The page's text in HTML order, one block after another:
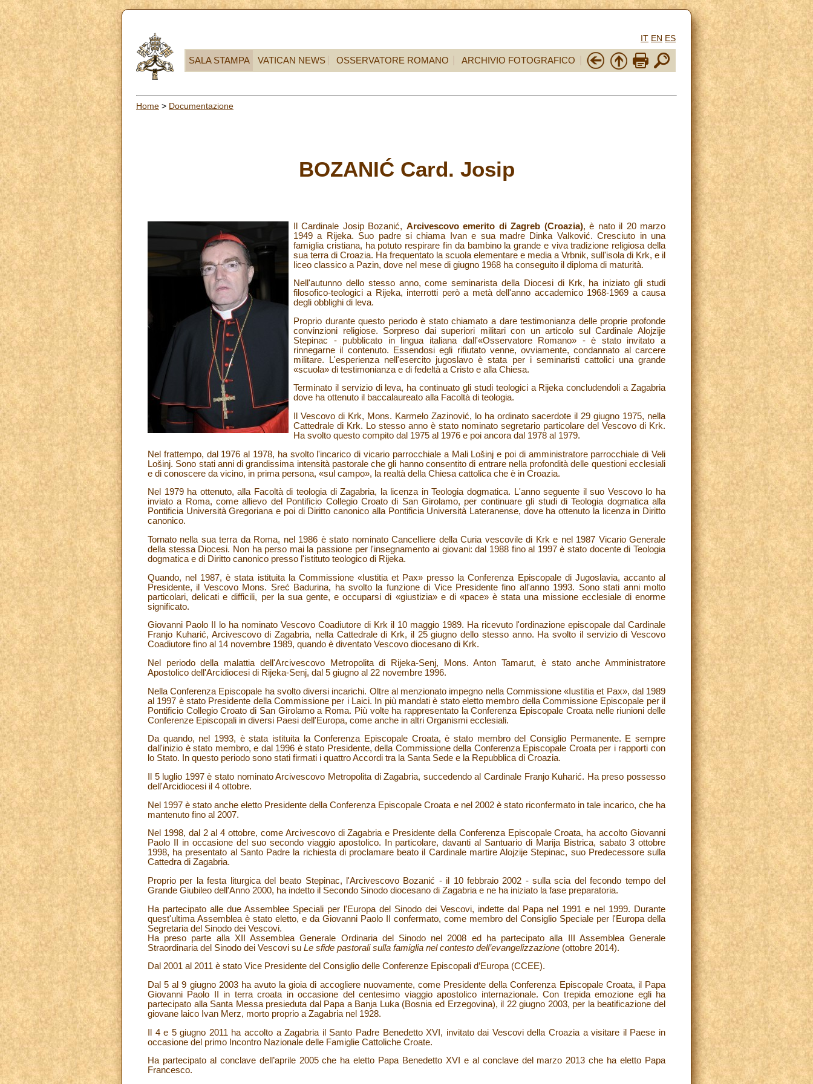
IT EN ES
SALA STAMPA VATICAN NEWS OSSERVATORE ROMANO ARCHIVIO FOTOGRAFICO
Home > Documentazione
BOZANIĆ Card. Josip
Il Cardinale Josip Bozanić, Arcivescovo emerito di Zagreb (Croazia), è nato il 20 marzo
1949 a Rijeka. Suo padre si chiama Ivan e sua madre Dinka Valković. Cresciuto in una
famiglia cristiana, ha potuto respirare fin da bambino la grande e viva tradizione religiosa della
sua terra di Croazia. Ha frequentato la scuola elementare e media a Vrbnik, sull'isola di Krk, e il
liceo classico a Pazin, dove nel mese di giugno 1968 ha conseguito il diploma di maturità.
Nell'autunno dello stesso anno, come seminarista della Diocesi di Krk, ha iniziato gli studi
filosofico-teologici a Rijeka, interrotti però a metà dell'anno accademico 1968-1969 a causa
degli obblighi di leva.
Proprio durante questo periodo è stato chiamato a dare testimonianza delle proprie profonde
convinzioni religiose. Sorpreso dai superiori militari con un articolo sul Cardinale Alojzije
Stepinac - pubblicato in lingua italiana dall'«Osservatore Romano» - è stato invitato a
rinnegarne il contenuto. Essendosi egli rifiutato venne, ovviamente, condannato al carcere
militare. L'esperienza nell'esercito jugoslavo è stata per i seminaristi cattolici una grande
«scuola» di testimonianza e di fedeltà a Cristo e alla Chiesa.
Terminato il servizio di leva, ha continuato gli studi teologici a Rijeka concludendoli a Zagabria
dove ha ottenuto il baccalaureato alla Facoltà di teologia.
Il Vescovo di Krk, Mons. Karmelo Zazinović, lo ha ordinato sacerdote il 29 giugno 1975, nella
Cattedrale di Krk. Lo stesso anno è stato nominato segretario particolare del Vescovo di Krk.
Ha svolto questo compito dal 1975 al 1976 e poi ancora dal 1978 al 1979.
Nel frattempo, dal 1976 al 1978, ha svolto l'incarico di vicario parrocchiale a Mali Lošinj e poi di amministratore parrocchiale di Veli
Lošinj. Sono stati anni di grandissima intensità pastorale che gli hanno consentito di entrare nella profondità delle questioni ecclesiali
e di conoscere da vicino, in prima persona, «sul campo», la realtà della Chiesa cattolica che è in Croazia.
Nel 1979 ha ottenuto, alla Facoltà di teologia di Zagabria, la licenza in Teologia dogmatica. L'anno seguente il suo Vescovo lo ha
inviato a Roma, come allievo del Pontificio Collegio Croato di San Girolamo, per continuare gli studi di Teologia dogmatica alla
Pontificia Università Gregoriana e poi di Diritto canonico alla Pontificia Università Lateranense, dove ha ottenuto la licenza in Diritto
canonico.
Tornato nella sua terra da Roma, nel 1986 è stato nominato Cancelliere della Curia vescovile di Krk e nel 1987 Vicario Generale
della stessa Diocesi. Non ha perso mai la passione per l'insegnamento ai giovani: dal 1988 fino al 1997 è stato docente di Teologia
dogmatica e di Diritto canonico presso l'istituto teologico di Rijeka.
Quando, nel 1987, è stata istituita la Commissione «Iustitia et Pax» presso la Conferenza Episcopale di Jugoslavia, accanto al
Presidente, il Vescovo Mons. Sreć Badurina, ha svolto la funzione di Vice Presidente fino all'anno 1993. Sono stati anni molto
particolari, delicati e difficili, per la sua gente, e occuparsi di «giustizia» e di «pace» è stata una missione ecclesiale di enorme
significato.
Giovanni Paolo II lo ha nominato Vescovo Coadiutore di Krk il 10 maggio 1989. Ha ricevuto l'ordinazione episcopale dal Cardinale
Franjo Kuharić, Arcivescovo di Zagabria, nella Cattedrale di Krk, il 25 giugno dello stesso anno. Ha svolto il servizio di Vescovo
Coadiutore fino al 14 novembre 1989, quando è diventato Vescovo diocesano di Krk.
Nel periodo della malattia dell'Arcivescovo Metropolita di Rijeka-Senj, Mons. Anton Tamarut, è stato anche Amministratore
Apostolico dell'Arcidiocesi di Rijeka-Senj, dal 5 giugno al 22 novembre 1996.
Nella Conferenza Episcopale ha svolto diversi incarichi. Oltre al menzionato impegno nella Commissione «Iustitia et Pax», dal 1989
al 1997 è stato Presidente della Commissione per i Laici. In più mandati è stato eletto membro della Commissione Episcopale per il
Pontificio Collegio Croato di San Girolamo a Roma. Più volte ha rappresentato la Conferenza Episcopale Croata nelle riunioni delle
Conferenze Episcopali in diversi Paesi dell'Europa, come anche in altri Organismi ecclesiali.
Da quando, nel 1993, è stata istituita la Conferenza Episcopale Croata, è stato membro del Consiglio Permanente. E sempre
dall'inizio è stato membro, e dal 1996 è stato Presidente, della Commissione della Conferenza Episcopale Croata per i rapporti con
lo Stato. In questo periodo sono stati firmati i quattro Accordi tra la Santa Sede e la Repubblica di Croazia.
Il 5 luglio 1997 è stato nominato Arcivescovo Metropolita di Zagabria, succedendo al Cardinale Franjo Kuharić. Ha preso possesso
dell'Arcidiocesi il 4 ottobre.
Nel 1997 è stato anche eletto Presidente della Conferenza Episcopale Croata e nel 2002 è stato riconfermato in tale incarico, che ha
mantenuto fino al 2007.
Nel 1998, dal 2 al 4 ottobre, come Arcivescovo di Zagabria e Presidente della Conferenza Episcopale Croata, ha accolto Giovanni
Paolo II in occasione del suo secondo viaggio apostolico. In particolare, davanti al Santuario di Marija Bistrica, sabato 3 ottobre
1998, ha presentato al Santo Padre la richiesta di proclamare beato il Cardinale martire Alojzije Stepinac, suo Predecessore sulla
Cattedra di Zagabria.
Proprio per la festa liturgica del beato Stepinac, l'Arcivescovo Bozanić - il 10 febbraio 2002 - sulla scia del fecondo tempo del
Grande Giubileo dell'Anno 2000, ha indetto il Secondo Sinodo diocesano di Zagabria e ne ha iniziato la fase preparatoria.
Ha partecipato alle due Assemblee Speciali per l'Europa del Sinodo dei Vescovi, indette dal Papa nel 1991 e nel 1999. Durante
quest'ultima Assemblea è stato eletto, e da Giovanni Paolo II confermato, come membro del Consiglio Speciale per l'Europa della
Segretaria del Sinodo dei Vescovi.
Ha preso parte alla XII Assemblea Generale Ordinaria del Sinodo nel 2008 ed ha partecipato alla III Assemblea Generale
Straordinaria del Sinodo dei Vescovi su Le sfide pastorali sulla famiglia nel contesto dell’evangelizzazione (ottobre 2014).
Dal 2001 al 2011 è stato Vice Presidente del Consiglio delle Conferenze Episcopali d’Europa (CCEE).
Dal 5 al 9 giugno 2003 ha avuto la gioia di accogliere nuovamente, come Presidente della Conferenza Episcopale Croata, il Papa
Giovanni Paolo II in terra croata in occasione del centesimo viaggio apostolico internazionale. Con trepida emozione egli ha
partecipato alla Santa Messa presieduta dal Papa a Banja Luka (Bosnia ed Erzegovina), il 22 giugno 2003, per la beatificazione del
giovane laico Ivan Merz, morto proprio a Zagabria nel 1928.
Il 4 e 5 giugno 2011 ha accolto a Zagabria il Santo Padre Benedetto XVI, invitato dai Vescovi della Croazia a visitare il Paese in
occasione del primo Incontro Nazionale delle Famiglie Cattoliche Croate.
Ha partecipato al conclave dell’aprile 2005 che ha eletto Papa Benedetto XVI e al conclave del marzo 2013 che ha eletto Papa
Francesco.